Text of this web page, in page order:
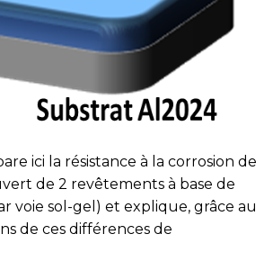
ici la résistance à la corrosion de
de 2 revêtements à base de
voie sol-gel) et explique, grâce au
de ces différences de